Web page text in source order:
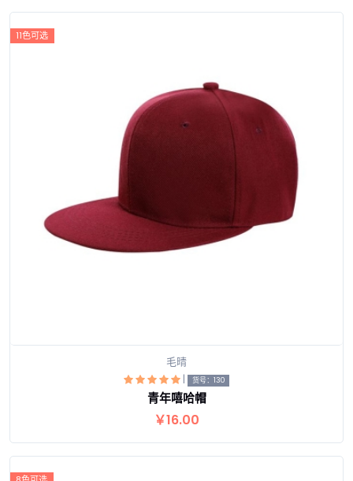
11色可选
查看详情
毛晴
| 货号：130
青年嘻哈帽
￥16.00